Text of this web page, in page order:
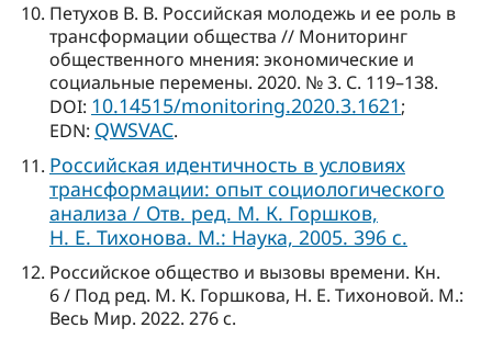
Петухов В. В. Российская молодежь и ее роль в
трансформации общества // Мониторинг
общественного мнения: экономические и
социальные перемены. 2020. № 3. С. 119–138.
DOI: 10.14515/monitoring.2020.3.1621;
EDN: QWSVAC.
Российская идентичность в условиях
трансформации: опыт социологического
анализа / Отв. ред. М. К. Горшков,
Н. Е. Тихонова. М.: Наука, 2005. 396 с.
Российское общество и вызовы времени. Кн.
6 / Под ред. М. К. Горшкова, Н. Е. Тихоновой. М.:
Весь Мир. 2022. 276 с.